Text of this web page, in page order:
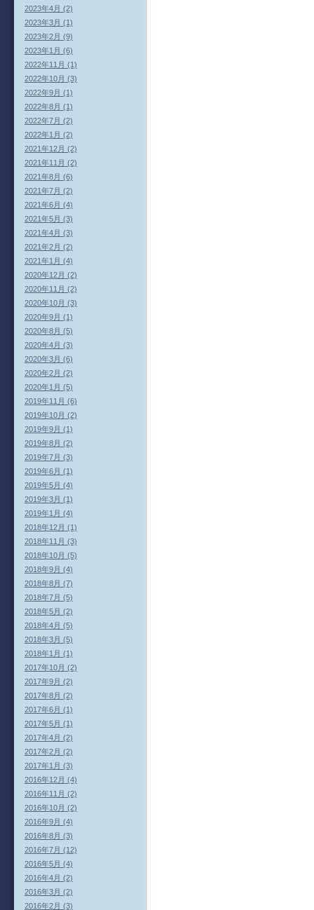
2023年4月 (2)
2023年3月 (1)
2023年2月 (9)
2023年1月 (6)
2022年11月 (1)
2022年10月 (3)
2022年9月 (1)
2022年8月 (1)
2022年7月 (2)
2022年1月 (2)
2021年12月 (2)
2021年11月 (2)
2021年8月 (6)
2021年7月 (2)
2021年6月 (4)
2021年5月 (3)
2021年4月 (3)
2021年2月 (2)
2021年1月 (4)
2020年12月 (2)
2020年11月 (2)
2020年10月 (3)
2020年9月 (1)
2020年8月 (5)
2020年4月 (3)
2020年3月 (6)
2020年2月 (2)
2020年1月 (5)
2019年11月 (6)
2019年10月 (2)
2019年9月 (1)
2019年8月 (2)
2019年7月 (3)
2019年6月 (1)
2019年5月 (4)
2019年3月 (1)
2019年1月 (4)
2018年12月 (1)
2018年11月 (3)
2018年10月 (5)
2018年9月 (4)
2018年8月 (7)
2018年7月 (5)
2018年5月 (2)
2018年4月 (5)
2018年3月 (5)
2018年1月 (1)
2017年10月 (2)
2017年9月 (2)
2017年8月 (2)
2017年6月 (1)
2017年5月 (1)
2017年4月 (2)
2017年2月 (2)
2017年1月 (3)
2016年12月 (4)
2016年11月 (2)
2016年10月 (2)
2016年9月 (4)
2016年8月 (3)
2016年7月 (12)
2016年5月 (4)
2016年4月 (2)
2016年3月 (2)
2016年2月 (3)